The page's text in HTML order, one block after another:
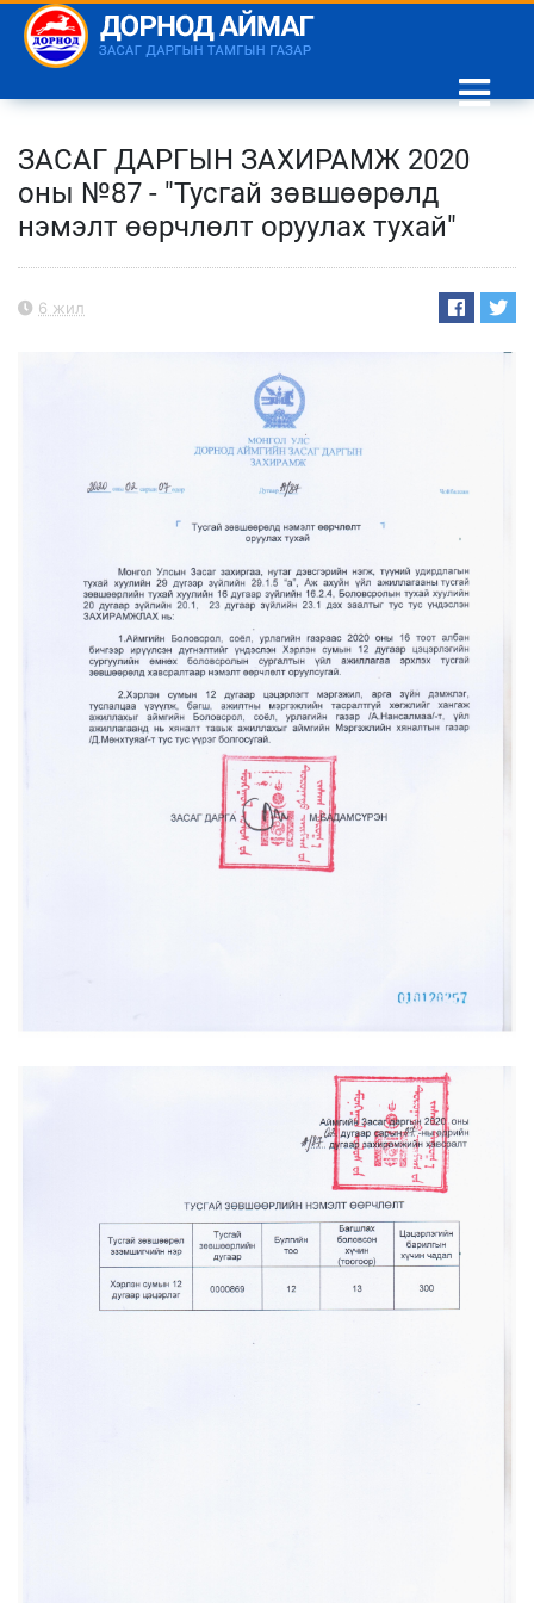
ЗАСАГ ДАРГЫН ЗАХИРАМЖ 2020
оны №87 - "Тусгай зөвшөөрөлд
нэмэлт өөрчлөлт оруулах тухай"
6 жил